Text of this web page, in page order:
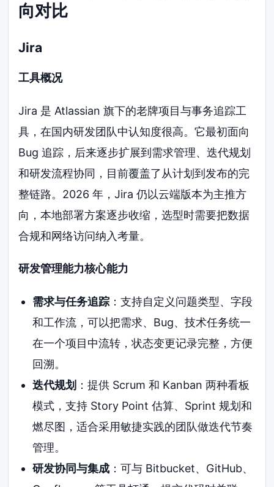
向对比
Jira
工具概况
Jira 是 Atlassian 旗下的老牌项目与事务追踪工
具，在国内研发团队中认知度很高。它最初面向
Bug 追踪，后来逐步扩展到需求管理、迭代规划
和研发流程协同，目前覆盖了从计划到发布的完
整链路。2026 年，Jira 仍以云端版本为主推方
向，本地部署方案逐步收缩，选型时需要把数据
合规和网络访问纳入考量。
研发管理能力核心能力
需求与任务追踪：支持自定义问题类型、字段
和工作流，可以把需求、Bug、技术任务统一
在一个项目中流转，状态变更记录完整，方便
回溯。
迭代规划 ：提供 Scrum 和 Kanban 两种看板
模式，支持 Story Point 估算、Sprint 规划和
燃尽图，适合采用敏捷实践的团队做迭代节奏
管理。
研发协同与集成：可与 Bitbucket、GitHub、